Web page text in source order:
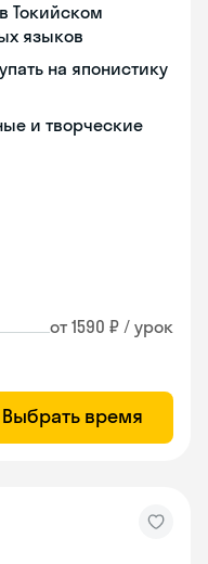
Токийском
языков
на японистику
и творческие
от 1590 ₽ / урок
Выбрать время